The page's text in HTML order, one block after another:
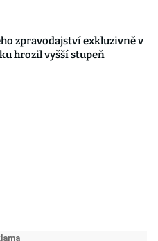
zpravodajství exkluzivně v
hrozil vyšší stupeň